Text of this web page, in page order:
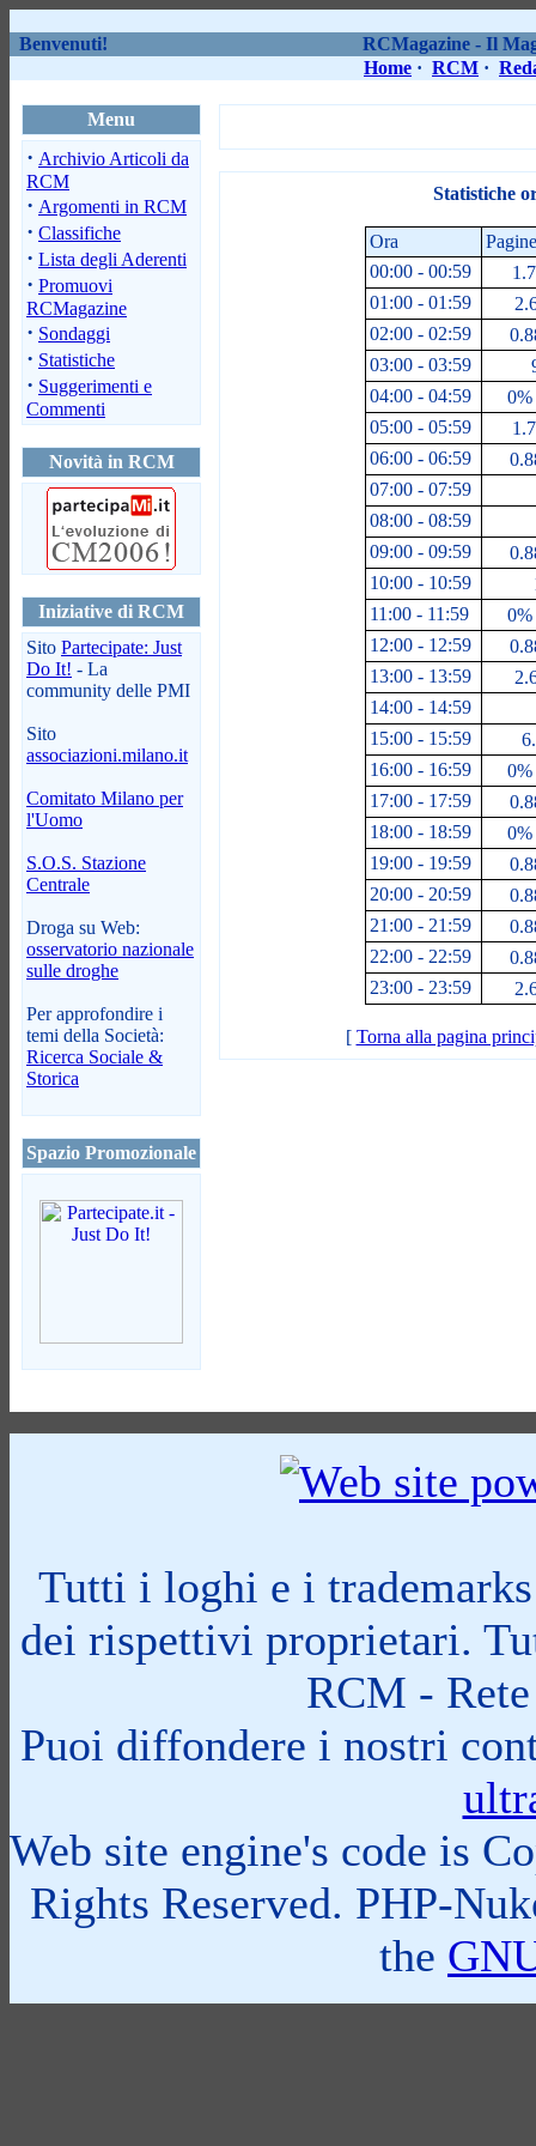
Benvenuti!
RCMagazine - Il
Home · RCM ·
Menu
· Archivio Articoli da
RCM
· Argomenti in RCM
· Classifiche
· Lista degli Aderenti
· Promuovi
RCMagazine
· Sondaggi
· Statistiche
· Suggerimenti e
Commenti
Novità in RCM
Iniziative di RCM
Sito Partecipate: Just
Do It! - La
community delle PMI
Sito
associazioni.milano.it
Comitato Milano per
l'Uomo
S.O.S. Stazione
Centrale
Droga su Web:
osservatorio nazionale
sulle droghe
Per approfondire i
temi della Società:
Ricerca Sociale &
Storica
Spazio Promozionale
Statistiche
Ora
00:00 - 00:59
01:00 - 01:59
02:00 - 02:59
03:00 - 03:59
04:00 - 04:59
05:00 - 05:59
06:00 - 06:59
07:00 - 07:59
08:00 - 08:59
09:00 - 09:59
10:00 - 10:59
11:00 - 11:59
12:00 - 12:59
13:00 - 13:59
14:00 - 14:59
15:00 - 15:59
16:00 - 16:59
17:00 - 17:59
18:00 - 18:59
19:00 - 19:59
20:00 - 20:59
21:00 - 21:59
22:00 - 22:59
23:00 - 23:59
[ Torna alla pagina
Tutti i loghi e i
dei rispettivi proprietari.
RCM -
Puoi diffondere i nostri
Web site engine's code is
Rights Reserved. PHP-
the